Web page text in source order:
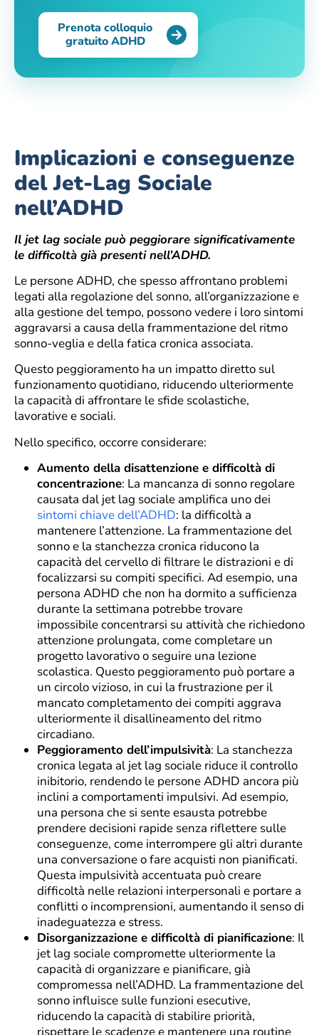
Prenota colloquio
gratuito ADHD
Implicazioni e conseguenze
del Jet-Lag Sociale
nell’ADHD
Il jet lag sociale può peggiorare significativamente
le difficoltà già presenti nell’ADHD.
Le persone ADHD, che spesso affrontano problemi
legati alla regolazione del sonno, all’organizzazione e
alla gestione del tempo, possono vedere i loro sintomi
aggravarsi a causa della frammentazione del ritmo
sonno-veglia e della fatica cronica associata.
Questo peggioramento ha un impatto diretto sul
funzionamento quotidiano, riducendo ulteriormente
la capacità di affrontare le sfide scolastiche,
lavorative e sociali.
Nello specifico, occorre considerare:
Aumento della disattenzione e difficoltà di
concentrazione: La mancanza di sonno regolare
causata dal jet lag sociale amplifica uno dei
sintomi chiave dell’ADHD: la difficoltà a
mantenere l’attenzione. La frammentazione del
sonno e la stanchezza cronica riducono la
capacità del cervello di filtrare le distrazioni e di
focalizzarsi su compiti specifici. Ad esempio, una
persona ADHD che non ha dormito a sufficienza
durante la settimana potrebbe trovare
impossibile concentrarsi su attività che richiedono
attenzione prolungata, come completare un
progetto lavorativo o seguire una lezione
scolastica. Questo peggioramento può portare a
un circolo vizioso, in cui la frustrazione per il
mancato completamento dei compiti aggrava
ulteriormente il disallineamento del ritmo
circadiano.
Peggioramento dell’impulsività: La stanchezza
cronica legata al jet lag sociale riduce il controllo
inibitorio, rendendo le persone ADHD ancora più
inclini a comportamenti impulsivi. Ad esempio,
una persona che si sente esausta potrebbe
prendere decisioni rapide senza riflettere sulle
conseguenze, come interrompere gli altri durante
una conversazione o fare acquisti non pianificati.
Questa impulsività accentuata può creare
difficoltà nelle relazioni interpersonali e portare a
conflitti o incomprensioni, aumentando il senso di
inadeguatezza e stress.
Disorganizzazione e difficoltà di pianificazione: Il
jet lag sociale compromette ulteriormente la
capacità di organizzare e pianificare, già
compromessa nell’ADHD. La frammentazione del
sonno influisce sulle funzioni esecutive,
riducendo la capacità di stabilire priorità,